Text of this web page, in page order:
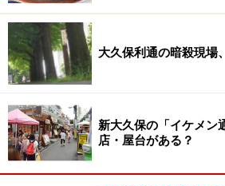
大久保利通の暗殺現場
新大久保の「イケメン
店・屋台がある？